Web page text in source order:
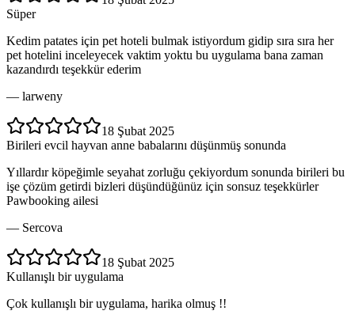
Süper
Kedim patates için pet hoteli bulmak istiyordum gidip sıra sıra her
pet hotelini inceleyecek vaktim yoktu bu uygulama bana zaman
kazandırdı teşekkür ederim
— larweny
18 Şubat 2025
Birileri evcil hayvan anne babalarını düşünmüş sonunda
Yıllardır köpeğimle seyahat zorluğu çekiyordum sonunda birileri bu
işe çözüm getirdi bizleri düşündüğünüz için sonsuz teşekkürler
Pawbooking ailesi
— Sercova
18 Şubat 2025
Kullanışlı bir uygulama
Çok kullanışlı bir uygulama, harika olmuş !!